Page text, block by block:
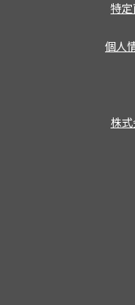
特
個人
株